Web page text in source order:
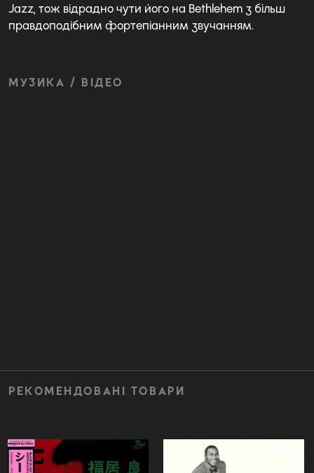
Jazz, тож відрадно чути його на Bethlehem з більш
правдоподібним фортепіанним звучанням.
МУЗИКА / ВІДЕО
РЕКОМЕНДОВАНІ ТОВАРИ